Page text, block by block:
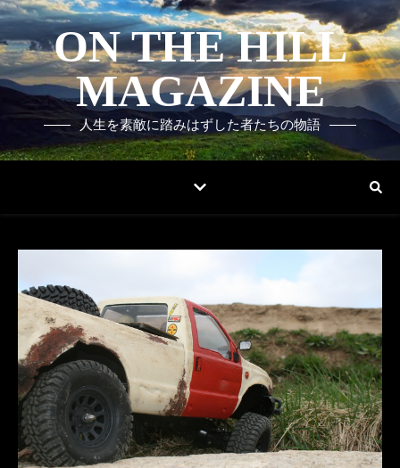
ON THE HILL
MAGAZINE
人生を素敵に踏みはずした者たちの物語